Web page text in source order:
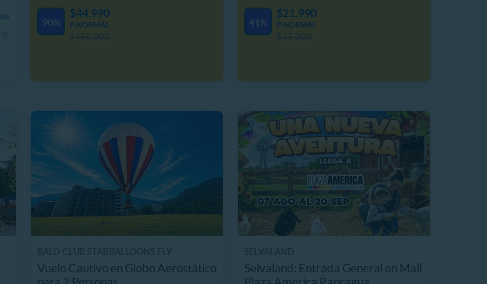
90%
$44.990
P. NORMAL 41%
$21.990
P. NORMAL
Vuelo Cautivo en Globo Aerostático
Selvaland: Entrada General en Mall